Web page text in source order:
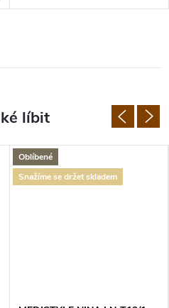
Oblíbené
Snažíme se držet skladem